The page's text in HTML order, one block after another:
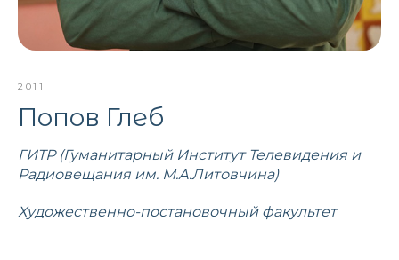
2011
Попов Глеб
ГИТР (Гуманитарный Институт Телевидения и
Радиовещания им. М.А.Литовчина)
Художественно-постановочный факультет